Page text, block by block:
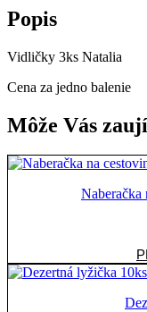
Popis
Vidličky 3ks Natalia
Cena za jedno balenie
Môže Vás